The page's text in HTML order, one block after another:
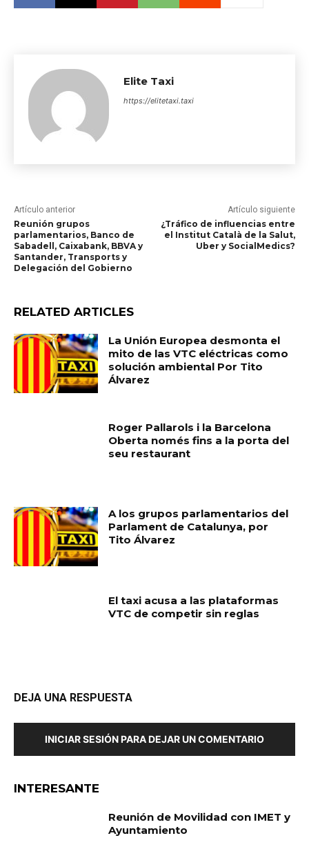
Elite Taxi
https://elitetaxi.taxi
Artículo anterior
Reunión grupos
parlamentarios, Banco de
Sabadell, Caixabank, BBVA y
Santander, Transports y
Delegación del Gobierno
Artículo siguiente
¿Tráfico de influencias entre
el Institut Català de la Salut,
Uber y SocialMedics?
RELATED ARTICLES
La Unión Europea desmonta el
mito de las VTC eléctricas como
solución ambiental Por Tito
Álvarez
Roger Pallarols i la Barcelona
Oberta només fins a la porta del
seu restaurant
A los grupos parlamentarios del
Parlament de Catalunya, por
Tito Álvarez
El taxi acusa a las plataformas
VTC de competir sin reglas
DEJA UNA RESPUESTA
INICIAR SESIÓN PARA DEJAR UN COMENTARIO
INTERESANTE
Reunión de Movilidad con IMET y
Ayuntamiento